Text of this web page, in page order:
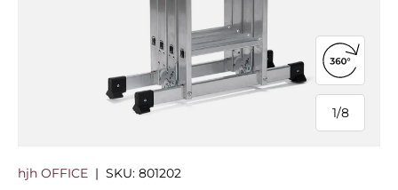
1/
von
8
360°-
hjh OFFICE | SKU: 801202